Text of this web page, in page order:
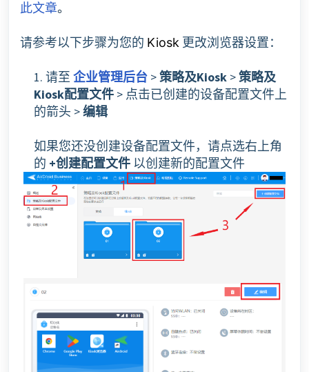
此文章。
请参考以下步骤为您的 Kiosk 更改浏览器设置：
1. 请至 企业管理后台 >策略及Kiosk >策略及
Kiosk配置文件 > 点击已创建的设备配置文件上
的箭头 >编辑
如果您还没创建设备配置文件，请点选右上角
的 +创建配置文件 以创建新的配置文件